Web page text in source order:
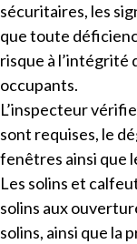
sécuritaires, les
que toute
risque à l’intégrité
occupants.
L’inspecteur
sont requises, le
fenêtres ainsi que
Les solins et
solins aux
solins, ainsi que la